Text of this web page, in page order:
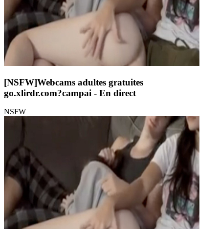
[NSFW]Webcams adultes gratuites
go.xlirdr.com?campai - En direct
NSFW